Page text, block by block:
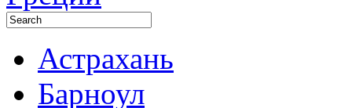
Астрахань
Барноул